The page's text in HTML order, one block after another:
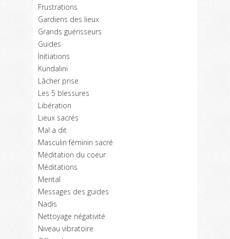
Frustrations
Gardiens des lieux
Grands guérisseurs
Guides
Initiations
Kundalini
Lâcher prise
Les 5 blessures
Libération
Lieux sacrés
Mal a dit
Masculin féminin sacré
Méditation du coeur
Méditations
Mental
Messages des guides
Nadis
Nettoyage négativité
Niveau vibratoire